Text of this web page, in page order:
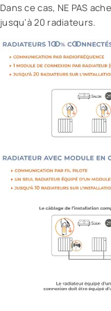
Dans ce cas, NE PAS
jusqu’à 20 radiateurs.